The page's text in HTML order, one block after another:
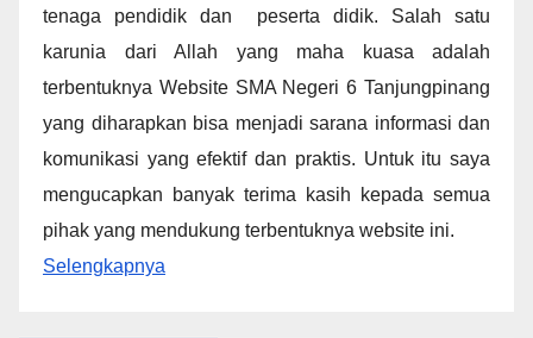
tenaga pendidik dan peserta didik. Salah satu
karunia dari Allah yang maha kuasa adalah
terbentuknya Website SMA Negeri 6 Tanjungpinang
yang diharapkan bisa menjadi sarana informasi dan
komunikasi yang efektif dan praktis. Untuk itu saya
mengucapkan banyak terima kasih kepada semua
pihak yang mendukung terbentuknya website ini.
Selengkapnya